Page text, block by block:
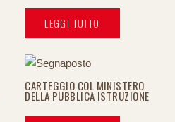
LEGGI TUTTO
CARTEGGIO COL MINISTERO
DELLA PUBBLICA ISTRUZIONE